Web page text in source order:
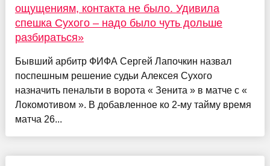
ощущениям, контакта не было. Удивила
спешка Сухого – надо было чуть дольше
разбираться»
Бывший арбитр ФИФА Сергей Лапочкин назвал
поспешным решение судьи Алексея Сухого
назначить пенальти в ворота « Зенита » в матче с «
Локомотивом ». В добавленное ко 2-му тайму время
матча 26...